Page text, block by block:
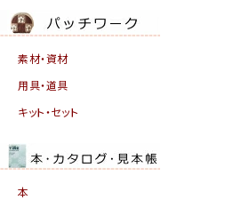
素材・資材
用具・道具
キット・セット
本